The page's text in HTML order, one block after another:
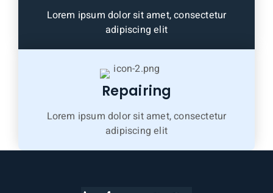
Lorem ipsum dolor sit amet, consectetur
adipiscing elit
Repairing
Lorem ipsum dolor sit amet, consectetur
adipiscing elit